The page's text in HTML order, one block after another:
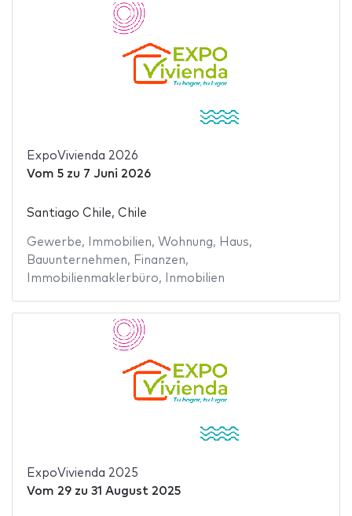
ExpoVivienda 2026
Vom 5zu 7 Juni 2026
Santiago Chile, Chile
Gewerbe, Immobilien, Wohnung, Haus,
Bauunternehmen, Finanzen,
Immobilienmaklerbüro, Inmobilien
ExpoVivienda 2025
Vom 29zu 31 August 2025